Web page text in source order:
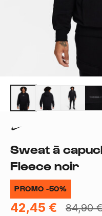
Sweat à
Fleece noir
PROMO -50%
42,45 € 84,90